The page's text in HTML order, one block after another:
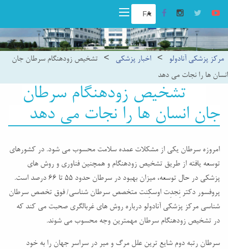
مرکز پزشکی آنادولو > اخبار پزشکی >
تشخیص زودهنگام سرطان جان
انسان ها را نجات می دهد
تشخیص زودهنگام سرطان
جان انسان ها را نجات می دهد
امروزه سرطان یکی از مشکلات عمده سلامت محسوب می شود. در کشورهای
توسعه یافته از طریق تشخیص زودهنگام و همچنین فناوری و روش های
پزشکی در حال توسعه، میزان بهبود در سرطان حدود 55 تا 66 درصد است.
پروفسور دکتر نِجدِت اوسکِنت متخصص سرطان شناسی/ فوق تخصص سرطان
شناسی مرکز پزشکی آنادولو درباره روش های غربالگری صحبت می کند که
در تشخیص زودهنگام سرطان مهمترین وجه محسوب می شوند.
سرطان رتبه دوم شایع ترین علل مرگ و میر در سراسر جهان را به خود